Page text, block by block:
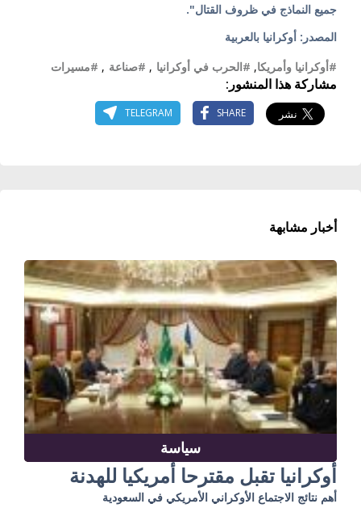
جميع النماذج في ظروف القتال".
المصدر: أوكرانيا بالعربية
#أوكرانيا وأمريكا, #الحرب في أوكرانيا , #صناعة , #مسيرات
مشاركة هذا المنشور:
SHARE
TELEGRAM
أخبار مشابهة
سياسة
أوكرانيا تقبل مقترحا أمريكيا للهدنة
أهم نتائج الاجتماع الأوكراني الأمريكي في السعودية